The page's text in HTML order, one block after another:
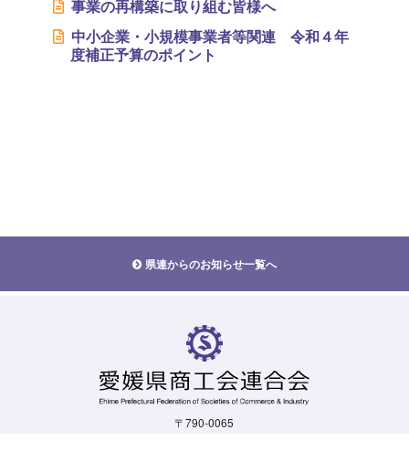
事業の再構築に取り組む皆様へ
中小企業・小規模事業者等関連 令和４年
度補正予算のポイント
県連からのお知らせ一覧へ
〒790-0065